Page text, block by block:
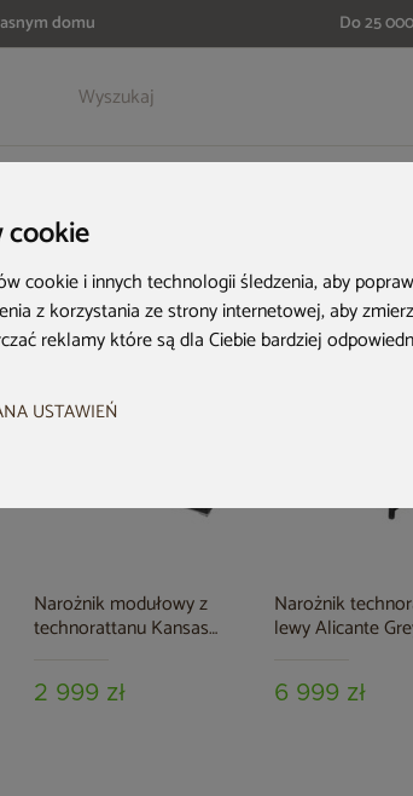
cookie i innych technologii śledzenia, aby
z korzystania ze strony internetowej,aby
reklamy które są dla Ciebie bardziej
USTAWIEŃ
domu Do 25
Opinie Akcesoria
Narożnik modułowy z
technorattanu Kansas
2 999 zł
Narożnik
lewy Alicante
6 999 zł